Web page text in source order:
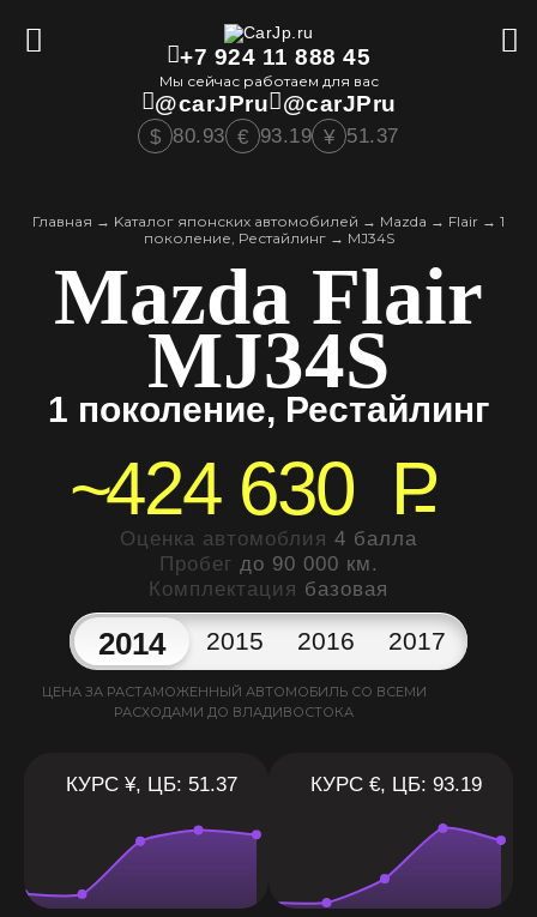
+7 924 11 888 45
Мы сейчас работаем для вас
@carJPru @carJPru
$ 80.93 € 93.19 ¥ 51.37
Главная → Kаталог японских автомобилей → Mazda → Flair → 1
поколение, Рестайлинг→ MJ34S
Mazda Flair
MJ34S
1 поколение, Рестайлинг
~424 630 P
Оценка автомоблия 4 балла
Пробег до 90 000 км.
Комплектация базовая
2014 2015 2016 2017
ЦЕНА ЗА РАСТАМОЖЕННЫЙ АВТОМОБИЛЬ СО ВСЕМИ
РАСХОДАМИ ДО ВЛАДИВОСТОКА
КУРС ¥, ЦБ: 51.37 КУРС €, ЦБ: 93.19